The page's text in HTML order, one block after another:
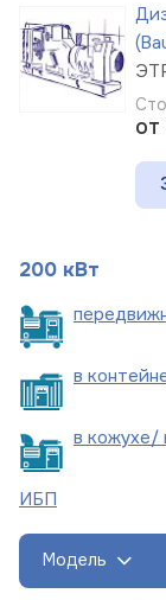
200 кВт
пере
в
в кожухе/
ИБП
Модель